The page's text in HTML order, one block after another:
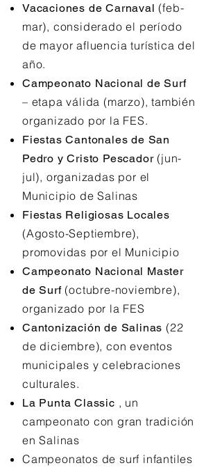
Vacaciones de Carnaval (feb-
mar), considerado el período
de mayor afluencia turística del
año.
Campeonato Nacional de Surf
– etapa válida (marzo), también
organizado por la FES.
Fiestas Cantonales de San
Pedro y Cristo Pescador(jun-
jul), organizadas por el
Municipio de Salinas
Fiestas Religiosas Locales
(Agosto-Septiembre),
promovidas por el Municipio
Campeonato Nacional Master
de Surf(octubre-noviembre),
organizado por la FES
Cantonización de Salinas (22
de diciembre), con eventos
municipales y celebraciones
culturales.
La Punta Classic , un
campeonato con gran tradición
en Salinas
Campeonatos de surf infantiles